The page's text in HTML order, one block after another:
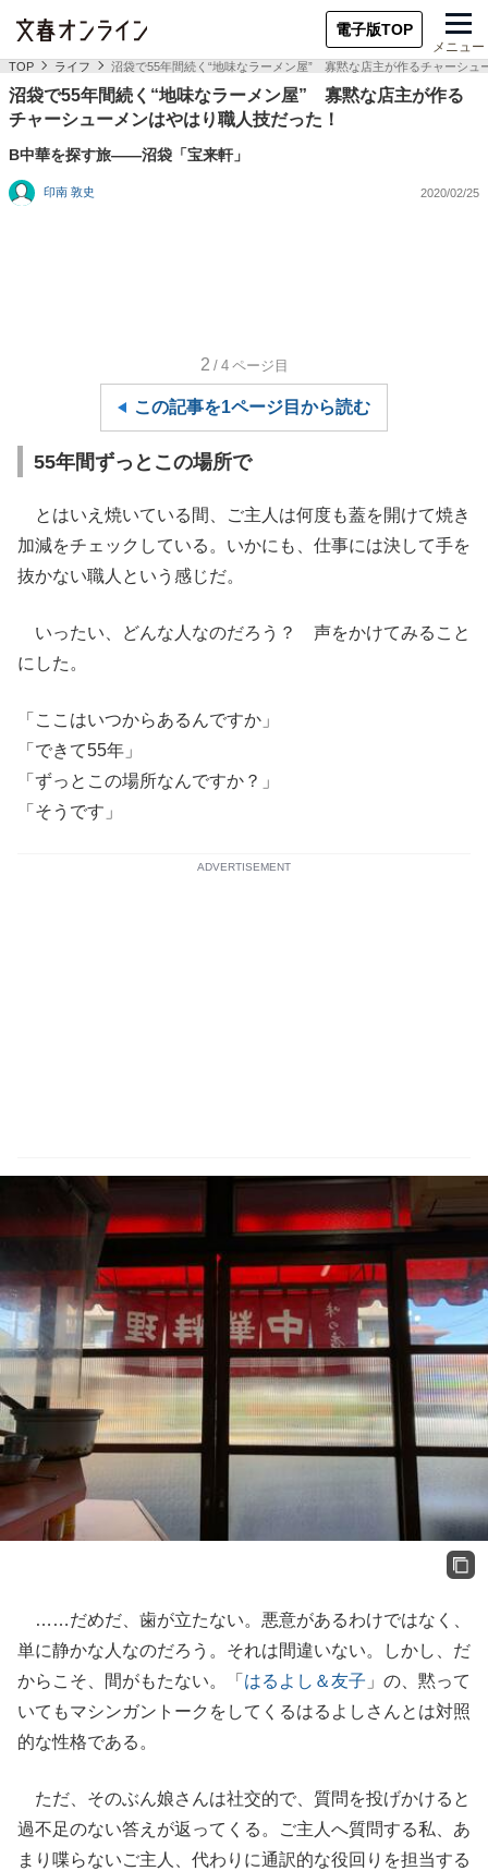
電子版TOP
メニュー
TOP ライフ 沼袋で55年間続く“地味なラーメン屋” 寡黙な店主が作るチャーシュ
沼袋で55年間続く“地味なラーメン屋” 寡黙な店主が作る
チャーシューメンはやはり職人技だった！
B中華を探す旅――沼袋「宝来軒」
印南 敦史 2020/02/25
2 /4 ページ目
この記事を1ページ目から読む
55年間ずっとこの場所で
とはいえ焼いている間、ご主人は何度も蓋を開けて焼き
加減をチェックしている。いかにも、仕事には決して手を
抜かない職人という感じだ。
いったい、どんな人なのだろう？ 声をかけてみること
にした。
「ここはいつからあるんですか」
「できて55年」
「ずっとこの場所なんですか？」
「そうです」
ADVERTISEMENT
……だめだ、歯が立たない。悪意があるわけではなく、
単に静かな人なのだろう。それは間違いない。しかし、だ
からこそ、間がもたない。「 はるよし＆友子 」の、黙って
いてもマシンガントークをしてくるはるよしさんとは対照
的な性格である。
ただ、そのぶん娘さんは社交的で、質問を投げかけると
過不足のない答えが返ってくる。ご主人へ質問する私、あ
まり喋らないご主人、代わりに通訳的な役回りを担当する